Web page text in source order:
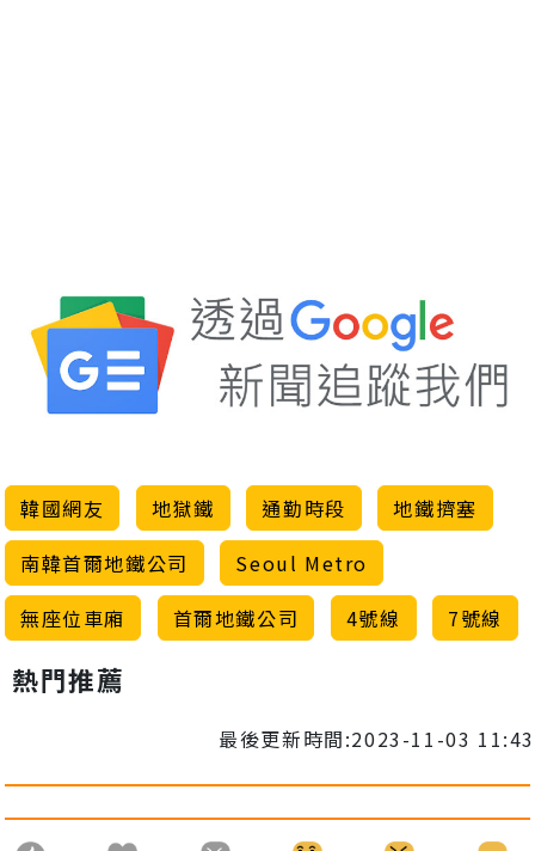
韓國網友 地獄鐵 通勤時段
地鐵擠塞
南韓首爾地鐵公司
Seoul Metro
無座位車廂
首爾地鐵公司 4號線 7號線
熱門推薦
最後更新時間:2023-11-03 11:43